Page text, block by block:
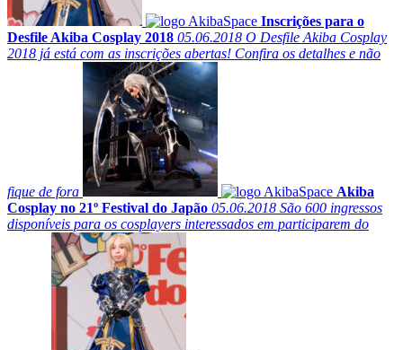
Inscrições para o
Desfile Akiba Cosplay 2018 05.06.2018 O Desfile Akiba Cosplay
2018 já está com as inscrições abertas! Confira os detalhes e não
fique de fora
Akiba
Cosplay no 21º Festival do Japão 05.06.2018 São 600 ingressos
disponíveis para os cosplayers interessados em participarem do